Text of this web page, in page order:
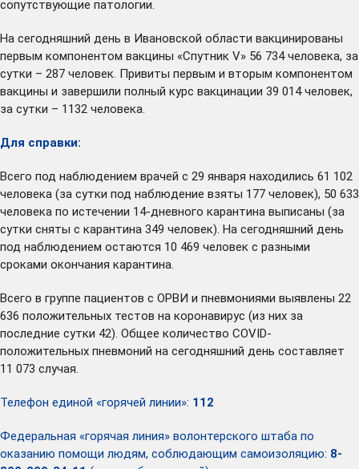
сопутствующие патологии.
На сегодняшний день в Ивановской области вакцинированы
первым компонентом вакцины «Спутник V» 56 734 человека, за
сутки – 287 человек. Привиты первым и вторым компонентом
вакцины и завершили полный курс вакцинации 39 014 человек,
за сутки – 1132 человека.
Для справки:
Всего под наблюдением врачей с 29 января находились 61 102
человека (за сутки под наблюдение взяты 177 человек), 50 633
человека по истечении 14-дневного карантина выписаны (за
сутки сняты с карантина 349 человек). На сегодняшний день
под наблюдением остаются 10 469 человек с разными
сроками окончания карантина.
Всего в группе пациентов с ОРВИ и пневмониями выявлены 22
636 положительных тестов на коронавирус (из них за
последние сутки 42). Общее количество COVID-
положительных пневмоний на сегодняшний день составляет
11 073 случая.
Телефон единой «горячей линии»: 112
Федеральная «горячая линия» волонтерского штаба по
оказанию помощи людям, соблюдающим самоизоляцию: 8-